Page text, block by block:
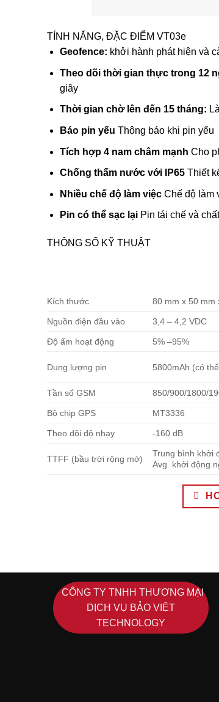
TÍNH NĂNG, ĐẶC ĐIỂM VT03e
Geofence: khởi hành phát hiện và
Theo dõi thời gian thực trong 12
giây
Thời gian chờ lên đến 15 tháng:
Báo pin yếu Thông báo khi pin yếu
Tích hợp 4 nam châm mạnh Cho
Chống thấm nước với IP65 Thiết
Nhiều chế độ làm việc Chế độ làm
Pin có thể sạc lại Pin tái chế và
THÔNG SỐ KỸ THUẬT
Kích thước 80 mm x 50 mm
Nguồn điện đầu vào 3,4 – 4,2 VDC
Độ ẩm hoạt động 5% –95%
Dung lượng pin 5800mAh (có
Tần số GSM 850/900/1800/
Bộ chip GPS MT3336
Theo dõi độ nhạy -160 dB
TTFF (bầu trời rộng mở)
Trung bình khởi
Avg. khởi động
CÔNG TY TNHH THƯƠNG MẠI
DỊCH VỤ BẢO VIỆT
TECHNOLOGY